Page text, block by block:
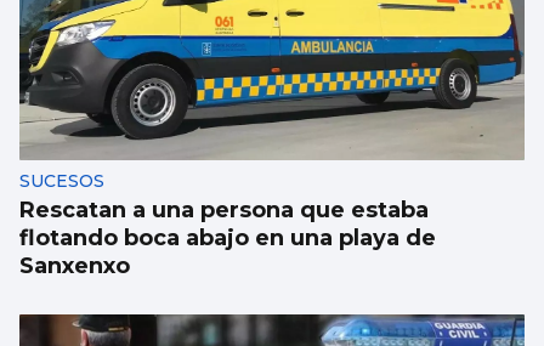
La UE lanza una campaña de ahorro
energético doméstico
SUCESOS
Rescatan a una persona que estaba
flotando boca abajo en una playa de
Sanxenxo